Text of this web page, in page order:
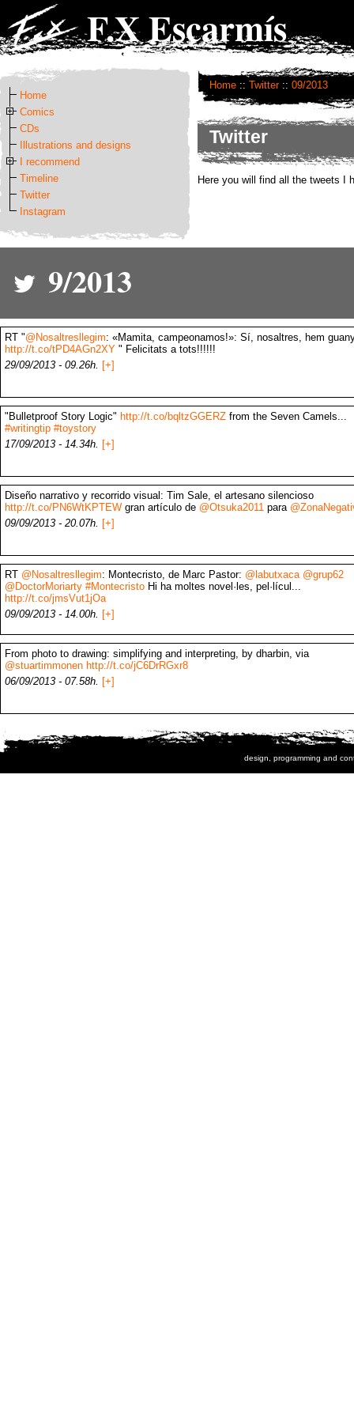
F.X Escarmís
Home :: Twitter:: 09/2013
Twitter
Here you will find all the tweets I
Home
Comics
CDs
Illustrations and designs
I recommend
Timeline
Twitter
Instagram
9/2013
RT "@Nosaltresllegim: «Mamita, campeonamos!»: Sí, nosaltres, hem
http://t.co/tPD4AGn2XY " Felicitats a tots!!!!!!
29/09/2013 - 09.26h. [+]
"Bulletproof Story Logic" http://t.co/bqltzGGERZ from the Seven Camels...
#writingtip #toystory
17/09/2013 - 14.34h. [+]
Diseño narrativo y recorrido visual: Tim Sale, el artesano silencioso
http://t.co/PN6WtKPTEW gran artículo de @Otsuka2011 para
09/09/2013 - 20.07h. [+]
RT @Nosaltresllegim: Montecristo, de Marc Pastor: @labutxaca @grup62
@DoctorMoriarty #Montecristo Hi ha moltes novel·les, pel·lícul...
http://t.co/jmsVut1jOa
09/09/2013 - 14.00h. [+]
From photo to drawing: simplifying and interpreting, by dharbin, via
@stuartimmonen http://t.co/jC6DrRGxr8
06/09/2013 - 07.58h. [+]
design, programming and